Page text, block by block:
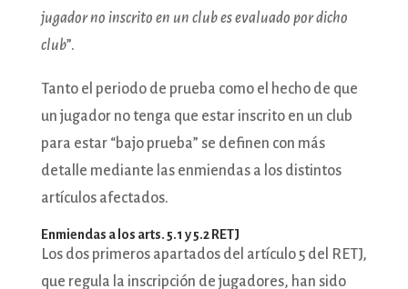
jugador no inscrito en un club es evaluado por dicho
club”.
Tanto el periodo de prueba como el hecho de que
un jugador no tenga que estar inscrito en un club
para estar “bajo prueba” se definen con más
detalle mediante las enmiendas a los distintos
artículos afectados.
Enmiendas a los arts. 5.1 y 5.2 RETJ
Los dos primeros apartados del artículo 5 del RETJ,
que regula la inscripción de jugadores, han sido